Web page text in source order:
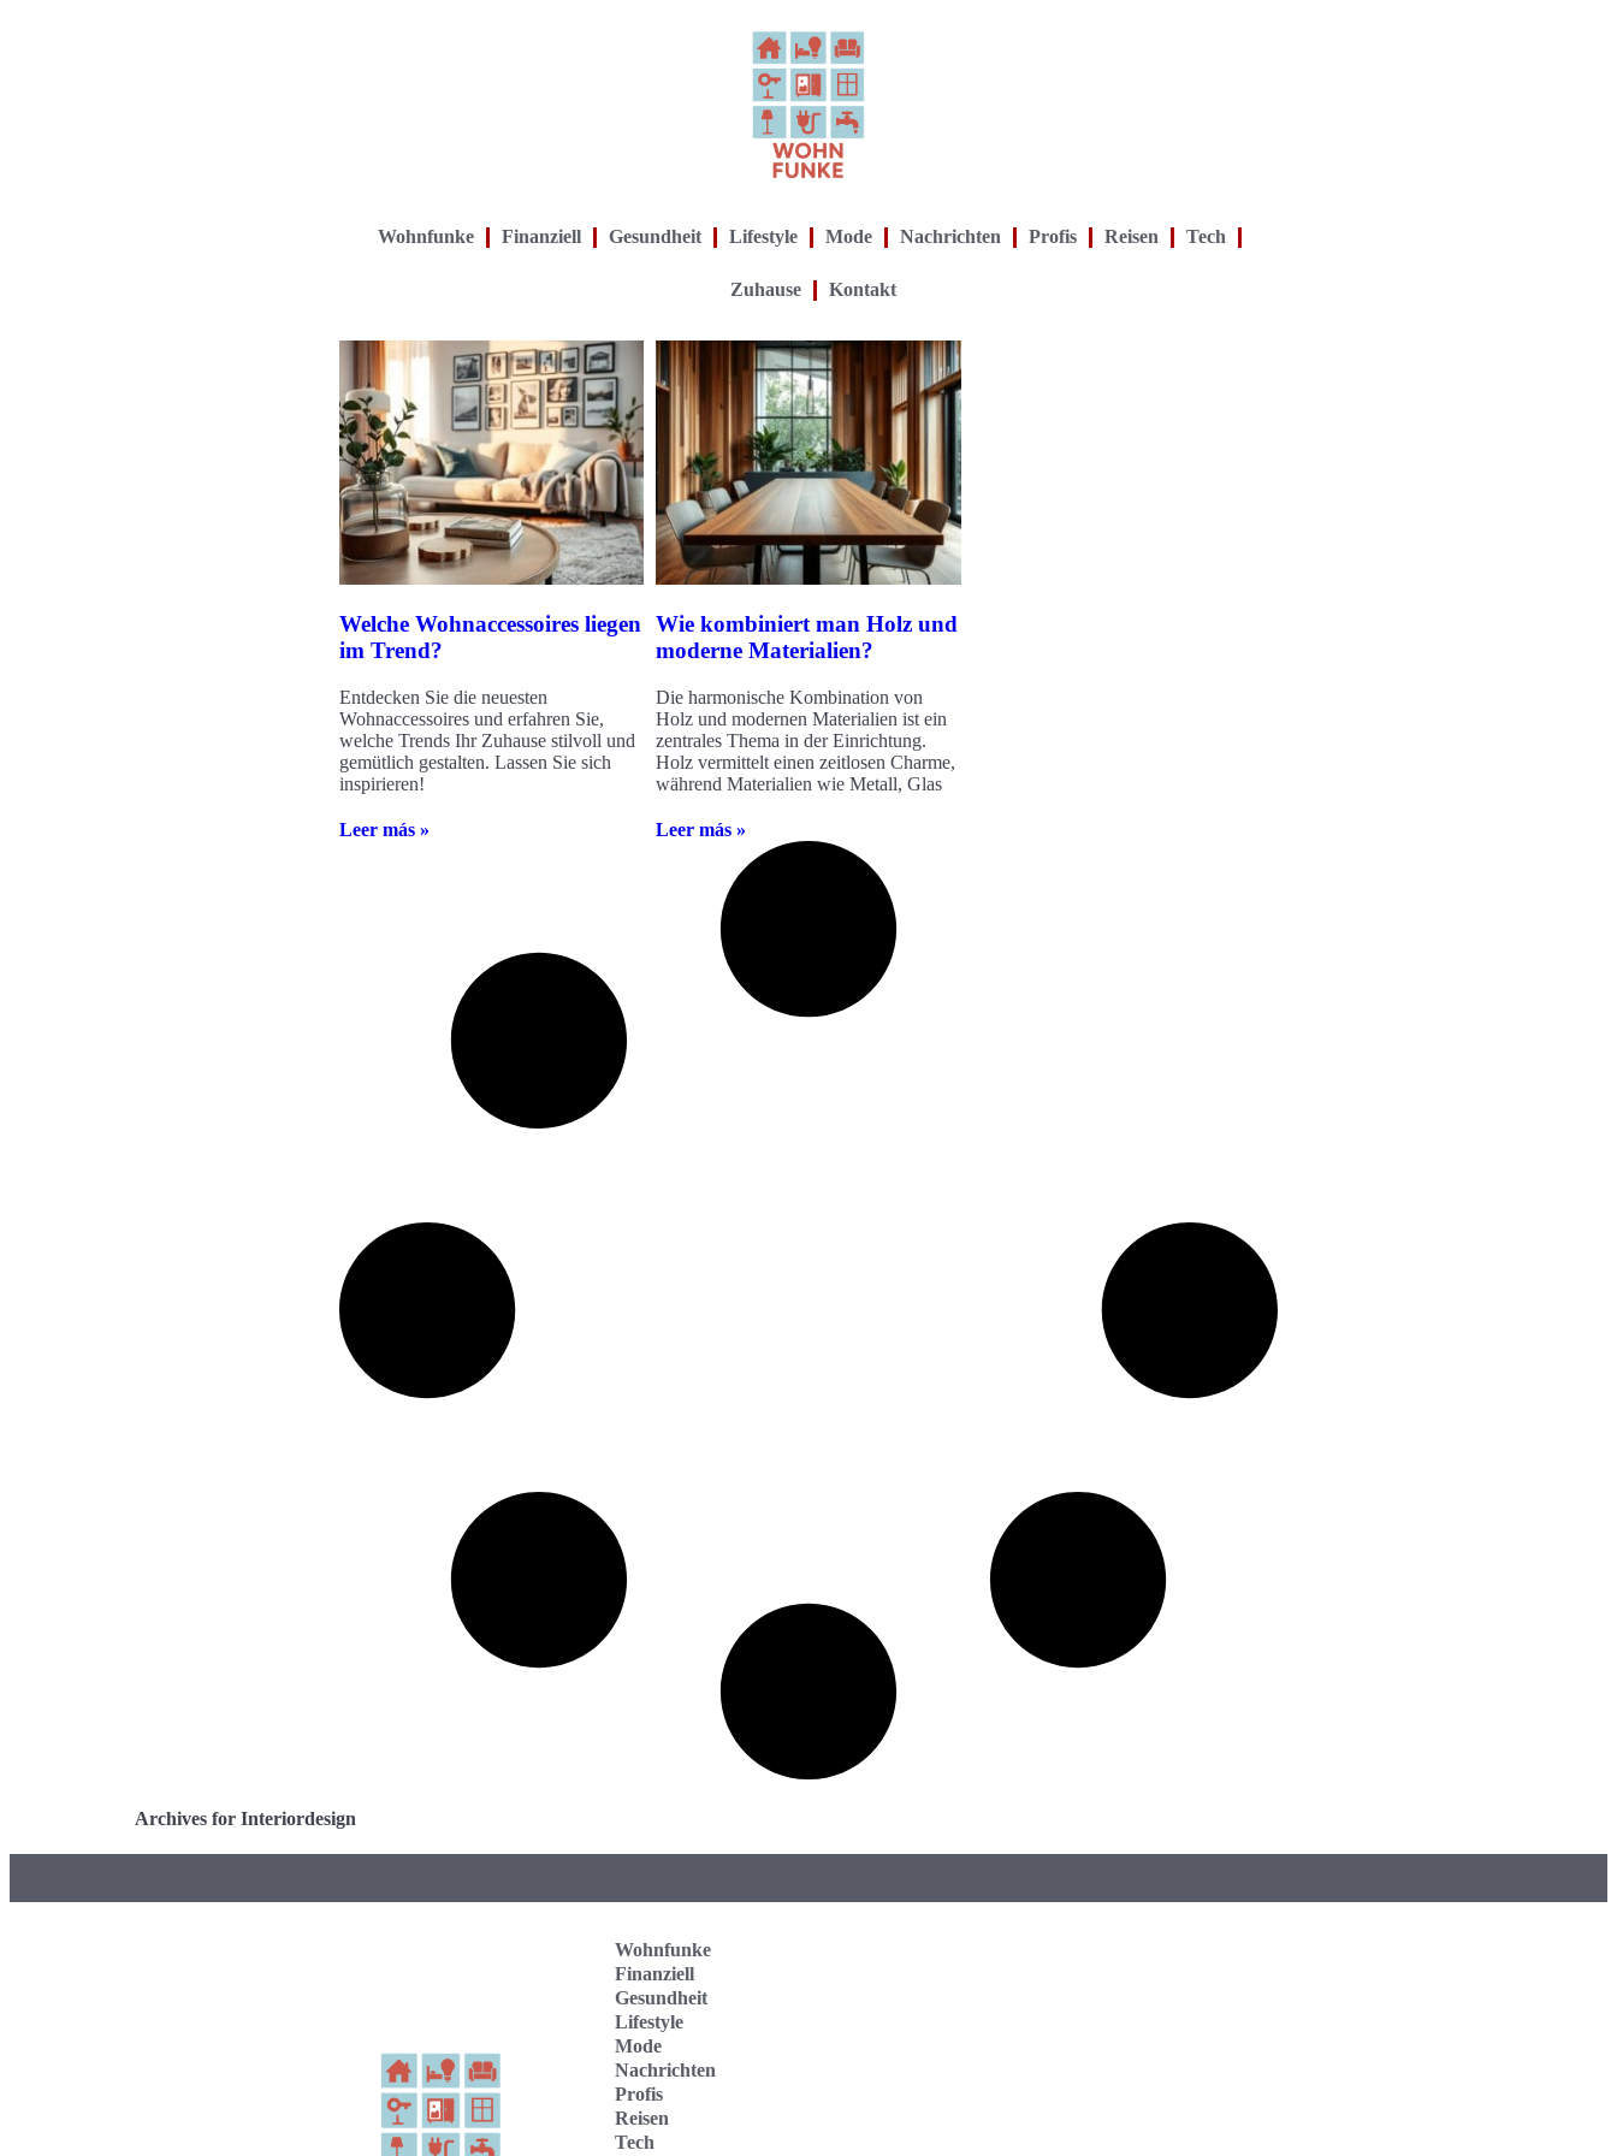
Wohnfunke Finanziell Gesundheit Lifestyle Mode Nachrichten Profis Reisen Tech
Zuhause Kontakt
Welche Wohnaccessoires liegen
im Trend?
Entdecken Sie die neuesten
Wohnaccessoires und erfahren Sie,
welche Trends Ihr Zuhause stilvoll und
gemütlich gestalten. Lassen Sie sich
inspirieren!
Leer más »
Wie kombiniert man Holz und
moderne Materialien?
Die harmonische Kombination von
Holz und modernen Materialien ist ein
zentrales Thema in der Einrichtung.
Holz vermittelt einen zeitlosen Charme,
während Materialien wie Metall, Glas
Leer más »
Archives for Interiordesign
Wohnfunke
Finanziell
Gesundheit
Lifestyle
Mode
Nachrichten
Profis
Reisen
Tech